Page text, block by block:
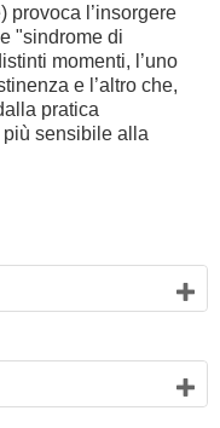
provoca l’insorgere
"sindrome di
momenti, l’uno
e l’altro che,
pratica
sensibile alla